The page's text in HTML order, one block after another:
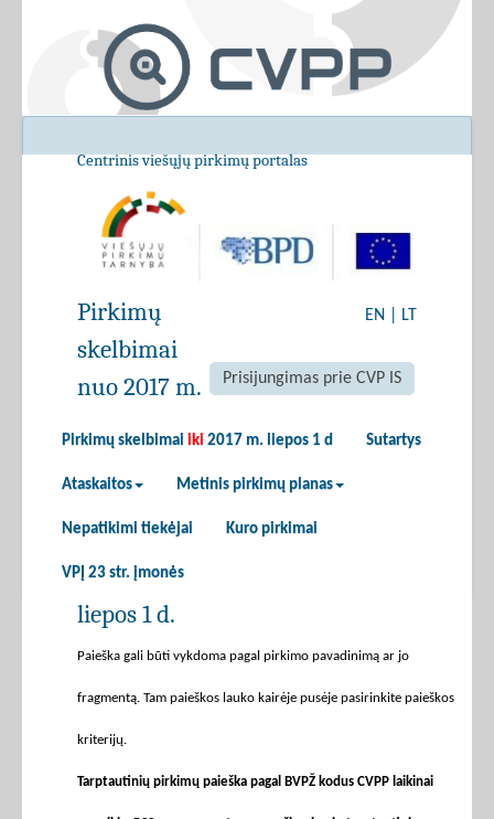
Centrinis viešųjų pirkimų portalas
EN LT
Prisijungimas prie CVP IS
Pirkimų skelbimai iki 2017 m. liepos 1 d Sutartys
Ataskaitos Metinis pirkimų planas
Nepatikimi tiekėjai Kuro pirkimai
VPĮ 23 str. įmonės
Pirkimų
skelbimai
nuo 2017 m.
liepos 1 d.
Paieška gali būti vykdoma pagal pirkimo pavadinimą ar jo
fragmentą. Tam paieškos lauko kairėje pusėje pasirinkite paieškos
kriterijų.
Tarptautinių pirkimų paieška pagal BVPŽ kodus CVPP laikinai